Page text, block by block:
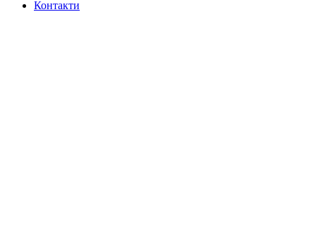
Контакти